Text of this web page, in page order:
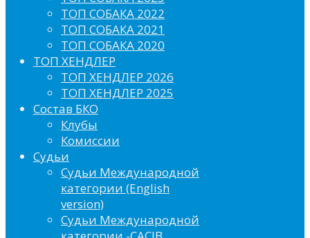
ТОП СОБАКА 2022
ТОП СОБАКА 2021
ТОП СОБАКА 2020
ТОП ХЕНДЛЕР
ТОП ХЕНДЛЕР 2026
ТОП ХЕНДЛЕР 2025
Состав БКО
Клубы
Комиссии
Судьи
Судьи Международной
категории (English
version)
Судьи Международной